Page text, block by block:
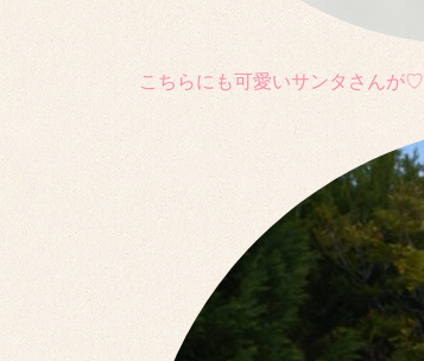
こちらにも可愛いサンタさんが♡